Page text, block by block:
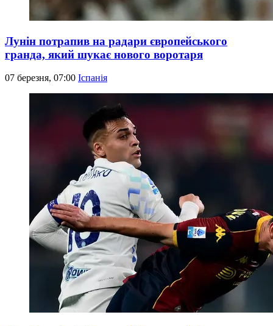
Лунін потрапив на радари європейського
гранда, який шукає нового воротаря
07 березня, 07:00 Іспанія